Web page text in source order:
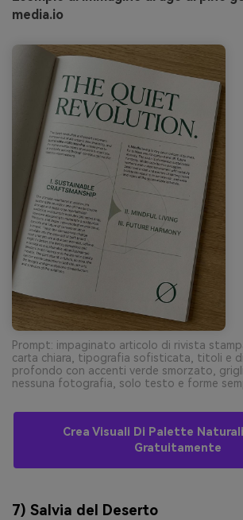
media.io
Prompt: impaginato articolo di rivista
carta chiara, tipografia sofisticata, titoli e
profondo con accenti verde smorzato,
nessuna fotografia, solo testo e forme
Crea Visuali Di Palette Naturali
Gratuitamente
7) Salvia del Deserto